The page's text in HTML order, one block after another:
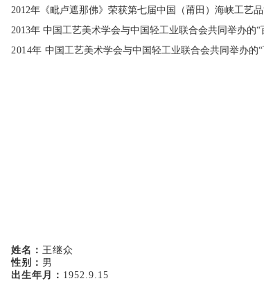
2012年《毗卢遮那佛》荣获第七届中国（莆田）海峡工艺品
2013年 中国工艺美术学会与中国轻工业联合会共同举办的
2014年中国工艺美术学会与中国轻工业联合会共同举办的
姓名： 王继众
性别： 男
出生年月： 1952.9.15